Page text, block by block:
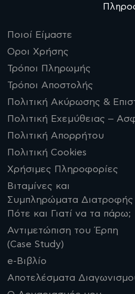
Ποιοί Είμαστε
Οροι Χρήσης
Τρόποι Πληρωμής
Τρόποι Αποστολής
Πολιτική Ακύρωσης &
Πολιτική Εχεμύθειας –
Πολιτική Απορρήτου
Πολιτική Cookies
Χρήσιμες Πληροφορίες
Βιταμίνες και
Συμπληρώματα Διατροφής
Πότε και Γιατί να τα πάρω;
Αντιμετώπιση του Έρπη
(Case Study)
e-Βιβλίο
Αποτελέσματα